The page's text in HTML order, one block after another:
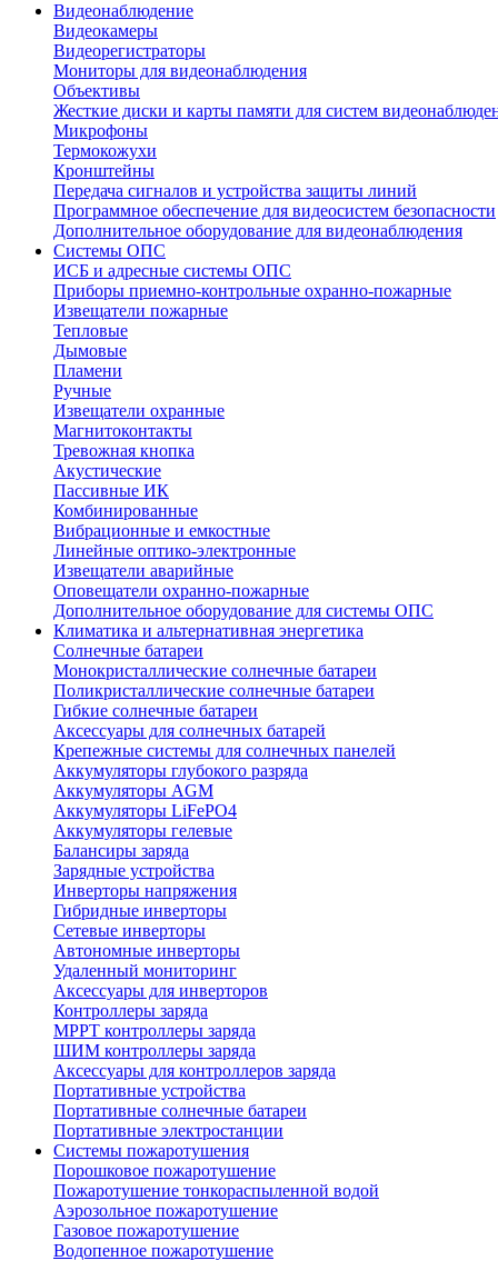
Видеонаблюдение
Видеокамеры
Видеорегистраторы
Мониторы для видеонаблюдения
Объективы
Жесткие диски и карты памяти для систем
Микрофоны
Термокожухи
Кронштейны
Передача сигналов и устройства защиты линий
Программное обеспечение для видеосистем безопасности
Дополнительное оборудование для видеонаблюдения
Системы ОПС
ИСБ и адресные системы ОПС
Приборы приемно-контрольные охранно-пожарные
Извещатели пожарные
Тепловые
Дымовые
Пламени
Ручные
Извещатели охранные
Магнитоконтакты
Тревожная кнопка
Акустические
Пассивные ИК
Комбинированные
Вибрационные и емкостные
Линейные оптико-электронные
Извещатели аварийные
Оповещатели охранно-пожарные
Дополнительное оборудование для системы ОПС
Климатика и альтернативная энергетика
Солнечные батареи
Монокристаллические солнечные батареи
Поликристаллические солнечные батареи
Гибкие солнечные батареи
Аксессуары для солнечных батарей
Крепежные системы для солнечных панелей
Аккумуляторы глубокого разряда
Аккумуляторы AGM
Аккумуляторы LiFePO4
Аккумуляторы гелевые
Балансиры заряда
Зарядные устройства
Инверторы напряжения
Гибридные инверторы
Сетевые инверторы
Автономные инверторы
Удаленный мониторинг
Аксессуары для инверторов
Контроллеры заряда
MPPT контроллеры заряда
ШИМ контроллеры заряда
Аксессуары для контроллеров заряда
Портативные устройства
Портативные солнечные батареи
Портативные электростанции
Системы пожаротушения
Порошковое пожаротушение
Пожаротушение тонкораспыленной водой
Аэрозольное пожаротушение
Газовое пожаротушение
Водопенное пожаротушение